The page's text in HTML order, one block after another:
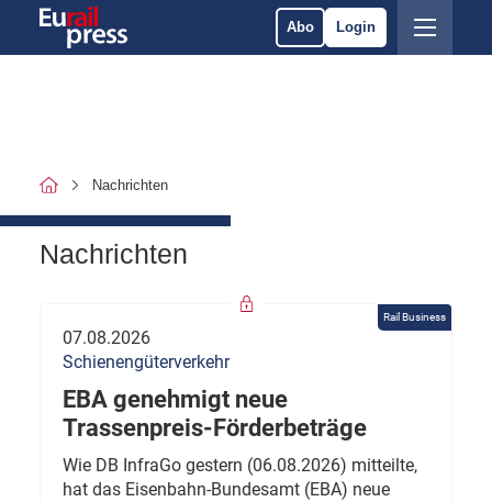
Abo Login
Nachrichten
Nachrichten
Rail Business
07.08.2026
Schienengüterverkehr
EBA genehmigt neue
Trassenpreis-Förderbeträge
Wie DB InfraGo gestern (06.08.2026) mitteilte,
hat das Eisenbahn-Bundesamt (EBA) neue